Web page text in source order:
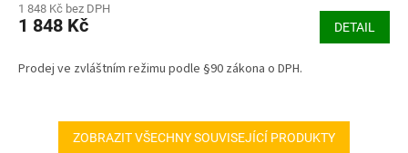
1 848 Kč bez DPH
1 848 Kč DETAIL
Prodej ve zvláštním režimu podle §90 zákona o DPH.
ZOBRAZIT VŠECHNY SOUVISEJÍCÍ PRODUKTY